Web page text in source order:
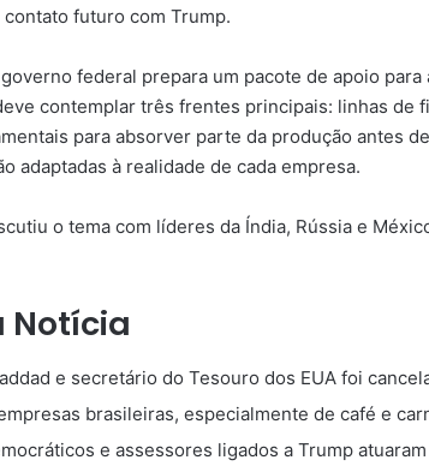
futuro com Trump.
federal prepara um pacote de apoio
contemplar três frentes principais: linhas de
para absorver parte da produção antes
adaptadas à realidade de cada empresa.
o tema com líderes da Índia, Rússia e
Notícia
e secretário do Tesouro dos EUA foi
brasileiras, especialmente de café e
e assessores ligados a Trump